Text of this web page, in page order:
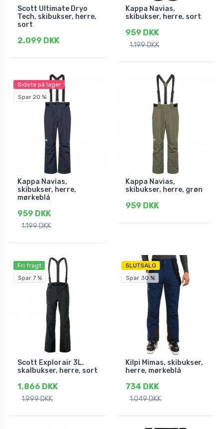
Scott Ultimate Dryo
Tech, skibukser, herre,
sort
2.099 DKK
Kappa Navias,
skibukser, herre, sort
959 DKK
1.199 DKK
Sidste på lager
Spar 20 %
Kappa Navias,
skibukser, herre,
mørkeblå
959 DKK
1.199 DKK
Kappa Navias,
skibukser, herre, grøn
959 DKK
Fri fragt
Spar 7 %
Scott Explorair 3L,
skalbukser, herre, sort
1.866 DKK
1.999 DKK
SLUTSALG
Spar 30 %
Kilpi Mimas, skibukser,
herre, mørkeblå
734 DKK
1.049 DKK